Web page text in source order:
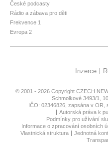
České podcasty
Rádio a zábava pro děti
Frekvence 1
Evropa 2
Inzerce
© 2001 - 2026 Copyright CZECH
Schmolkové 3493/1,
IČO: 02346826, zapsána v OR,
Autorská práva k
Podmínky pro užívání
Informace o zpracování osobních
Vlastnická struktura
Jednotná